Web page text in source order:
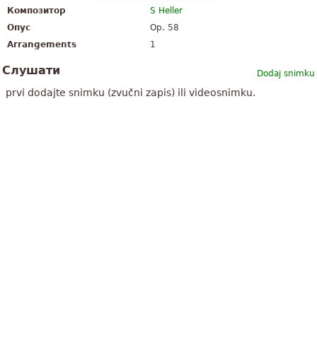
Композитор
S Heller
Опус
Op. 58
Arrangements
1
Dodaj snimku
Слушати
prvi dodajte snimku (zvučni zapis) ili videosnimku.